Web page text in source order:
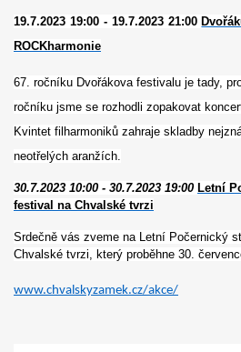
19.7.2023 19:00 - 19.7.2023 21:00
ROCKharmonie
67. ročníku Dvořákova festivalu je tady,
ročníku jsme se rozhodli zopakovat
Kvintet filharmoniků zahraje skladby
neotřelých aranžích.
30.7.2023 10:00 - 30.7.2023 19:00 Letní
festival na Chvalské tvrzi
Srdečně vás zveme na Letní Počernický
Chvalské tvrzi, který proběhne 30.
www.chvalskyzamek.cz/akce/